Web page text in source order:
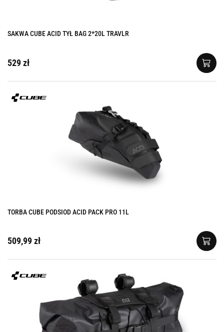
SAKWA CUBE ACID TYŁ BAG 2*20L TRAVLR
529 zł
TORBA CUBE PODSIOD ACID PACK PRO 11L
509,99 zł